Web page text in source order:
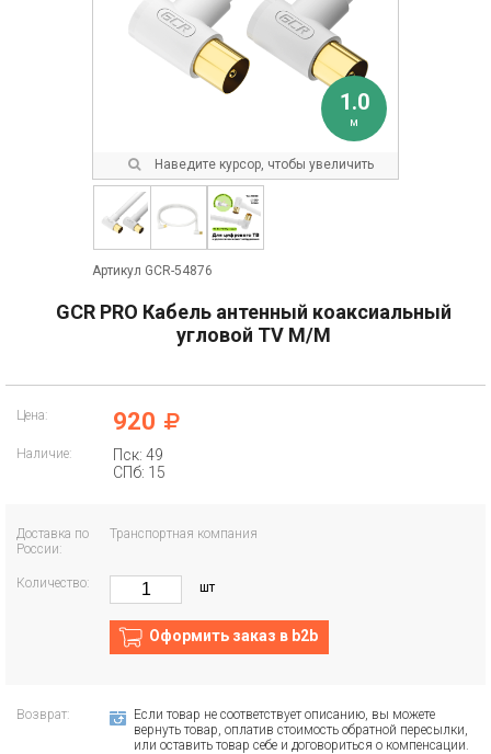
1.0
м
Наведите курсор, чтобы увеличить
Артикул GCR-54876
GCR PRO Кабель антенный коаксиальный
угловой TV M/M
Цена: 920
Наличие:
Пск: 49
СПб: 15
Доставка по
России:
Транспортная компания
Количество: шт
Оформить заказ в b2b
Возврат:
Если товар не соответствует описанию, вы можете
вернуть товар, оплатив стоимость обратной пересылки,
или оставить товар себе и договориться о компенсации.